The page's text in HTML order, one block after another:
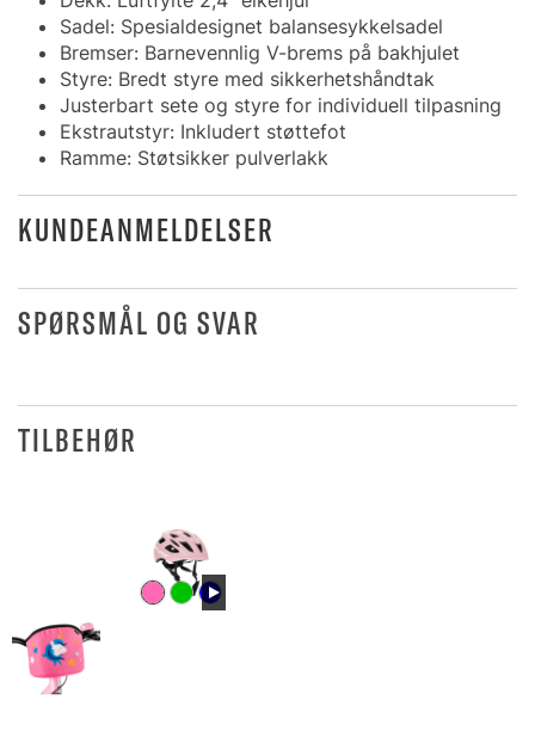
Sadel: Spesialdesignet balansesykkelsadel
Bremser: Barnevennlig V-brems på bakhjulet
Styre: Bredt styre med sikkerhetshåndtak
Justerbart sete og styre for individuell tilpasning
Ekstrautstyr: Inkludert støttefot
Ramme: Støtsikker pulverlakk
KUNDEANMELDELSER
SPØRSMÅL OG SVAR
TILBEHØR